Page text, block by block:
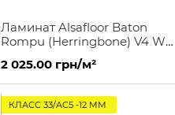
Ламинат Alsafloor Baton
Rompu (Herringbone) V4 WR
X LOCK Сансет
2 025.00 грн/м²
КЛАСС 33/AC5 -12 ММ